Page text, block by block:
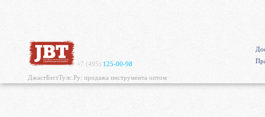
+7 (495) 125-00-98
ДжастБэстТулс.Ру: продажа инструмента оптом